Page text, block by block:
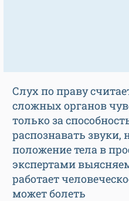
Слух по праву
сложных органов
только за
распознавать звуки,
положение тела в
экспертами
работает
может болеть